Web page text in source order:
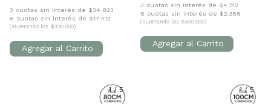
3 cuotas sin interés de $34.823
6 cuotas sin interés de $17.412
(superando los $300.000)
3 cuotas sin interés de $4.712
6 cuotas sin interés de $2.356
(superando los $300.000)
1/5 1/5